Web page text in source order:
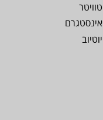
טוויטר
אינסטגרם
יוטיוב